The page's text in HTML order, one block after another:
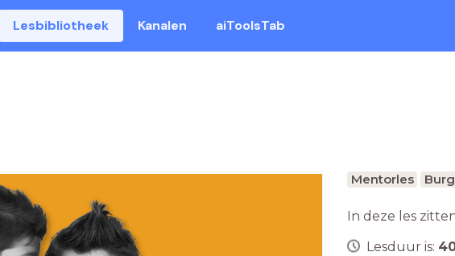
Lesbibliotheek Kanalen aiToolsTab
Mentorles
In deze les
Lesduur is: